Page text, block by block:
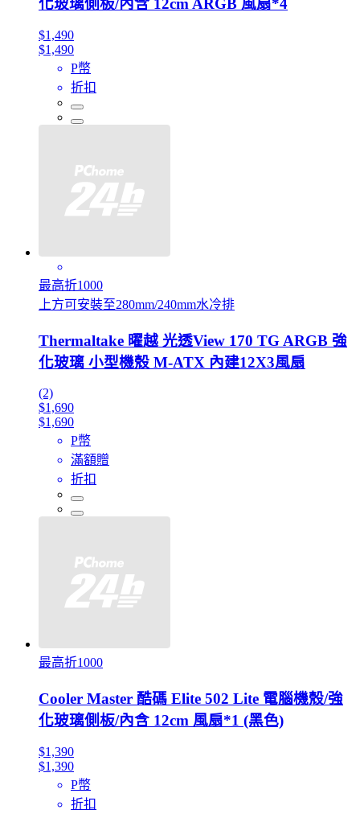
化玻璃側板/內含 12cm ARGB 風扇*4
$1,490
$1,490
P幣
折扣
最高折1000
上方可安裝至280mm/240mm水冷排
Thermaltake 曜越 光透View 170 TG ARGB 強
化玻璃 小型機殼 M-ATX 內建12X3風扇
(2)
$1,690
$1,690
P幣
滿額贈
折扣
最高折1000
Cooler Master 酷碼 Elite 502 Lite 電腦機殼/強
化玻璃側板/內含 12cm 風扇*1 (黑色)
$1,390
$1,390
P幣
折扣